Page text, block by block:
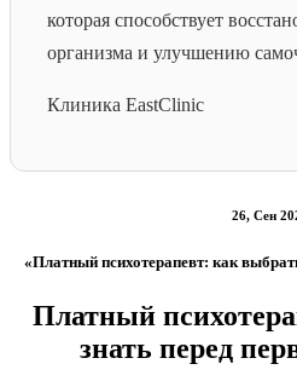
которая способствует
организма и улучшению
Клиника EastClinic
26, Сен
«Платный психотерапевт: как
Платный
знать перед